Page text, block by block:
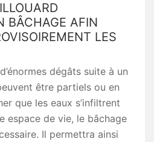
BÂCHAGE AFIN
LES
dégâts suite à un
être partiels ou en
que les eaux s’infiltrent
espace de vie, le bâchage
Il permettra ainsi